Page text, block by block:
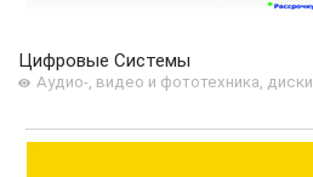
Цифровые Системы
Аудио-, видео и фототехника, диски